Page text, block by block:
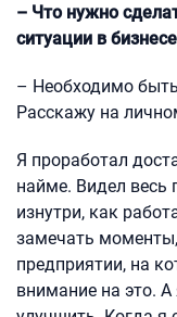
– Что нужно
ситуации в
– Необходимо
Расскажу на
Я проработал
найме. Видел весь
изнутри, как
замечать
предприятии, на
внимание на это.